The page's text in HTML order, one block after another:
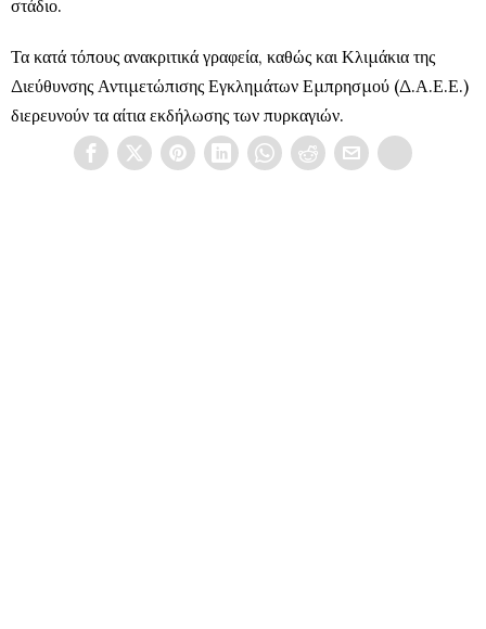
στάδιο.
Τα κατά τόπους ανακριτικά γραφεία, καθώς και Κλιμάκια της
Διεύθυνσης Αντιμετώπισης Εγκλημάτων Εμπρησμού (Δ.Α.Ε.Ε.)
διερευνούν τα αίτια εκδήλωσης των πυρκαγιών.